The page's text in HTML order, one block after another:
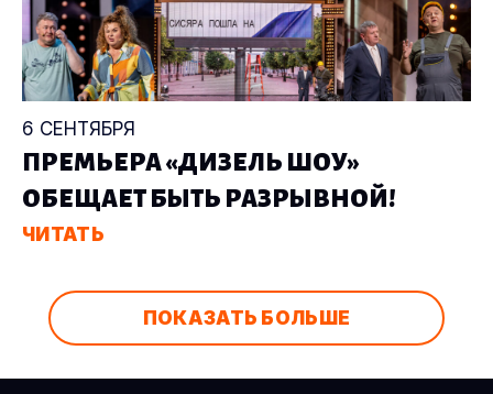
6 СЕНТЯБРЯ
ПРЕМЬЕРА «ДИЗЕЛЬ ШОУ»
ОБЕЩАЕТ БЫТЬ РАЗРЫВНОЙ!
ЧИТАТЬ
ПОКАЗАТЬ БОЛЬШЕ